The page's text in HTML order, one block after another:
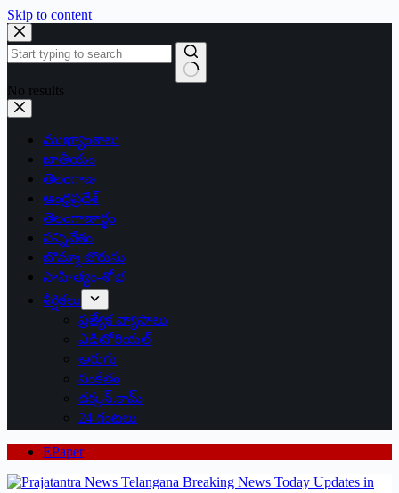
Skip to content
No results
ముఖ్యాంశాలు
జాతీయం
తెలంగాణ
ఆంధ్రప్రదేశ్
తెలంగాణార్థం
సన్నివేశం
బొమ్మా బొరుసు
సాహిత్యం-శోభ
శీర్షికలు
ప్రత్యేక వ్యాసాలు
ఎడిటోరియల్
అరుగు
సంకేతం
దక్కన్.కామ్
24 గంటలు
EPaper